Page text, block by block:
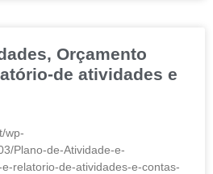
Orçamento
de atividades e
wp-
Plano-de-Atividade-e-
relatorio-de-atividades-e-contas-